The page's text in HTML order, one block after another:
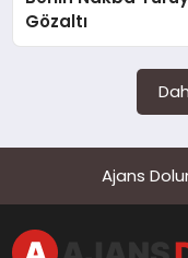
Gözaltı
Ajans